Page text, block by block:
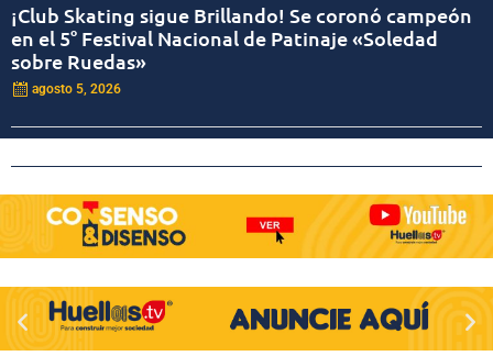
¡Club Skating sigue Brillando! Se coronó campeón
en el 5° Festival Nacional de Patinaje «Soledad
sobre Ruedas»
agosto 5, 2026